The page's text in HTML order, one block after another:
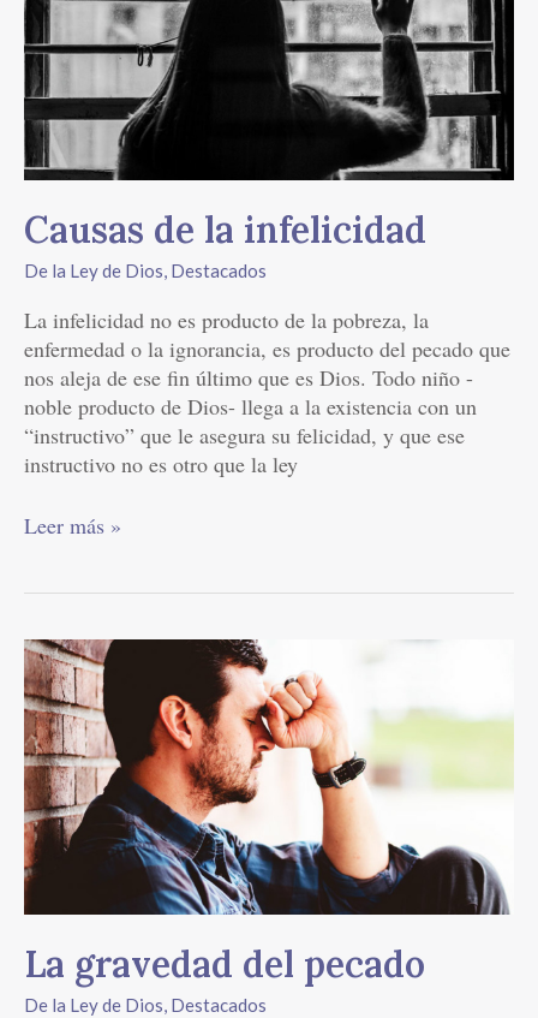
Causas de la infelicidad
De la Ley de Dios, Destacados
La infelicidad no es producto de la pobreza, la
enfermedad o la ignorancia, es producto del pecado que
nos aleja de ese fin último que es Dios. Todo niño -
noble producto de Dios- llega a la existencia con un
“instructivo” que le asegura su felicidad, y que ese
instructivo no es otro que la ley
Leer más »
La gravedad del pecado
De la Ley de Dios, Destacados
La
gravedad
del
pecado